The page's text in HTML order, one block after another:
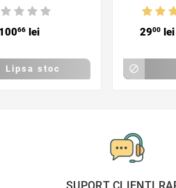
10066lei
Lipsa stoc
2900lei

SUPORT CLIENTI